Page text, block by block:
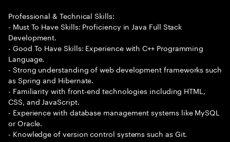
Professional & Technical Skills:
- Must To Have Skills: Proficiency in Java Full Stack
Development.
- Good To Have Skills: Experience with C++ Programming
Language.
- Strong understanding of web development frameworks such
as Spring and Hibernate.
- Familiarity with front-end technologies including HTML,
CSS, and JavaScript.
- Experience with database management systems like MySQL
or Oracle.
- Knowledge of version control systems such as Git.